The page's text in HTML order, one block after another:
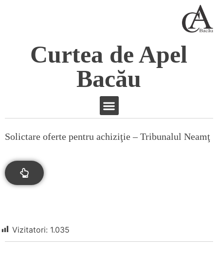
Curtea de Apel
Bacău
Solictare oferte pentru achiziţie – Tribunalul Neamţ
Vizitatori: 1.035